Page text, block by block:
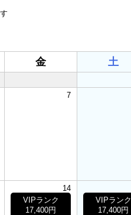
金 土
7
14
VIPランク
17,400円
VIPランク
17,400円